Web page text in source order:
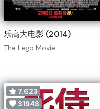
乐高大电影 (2014)
The Lego Movie
7.623
31948